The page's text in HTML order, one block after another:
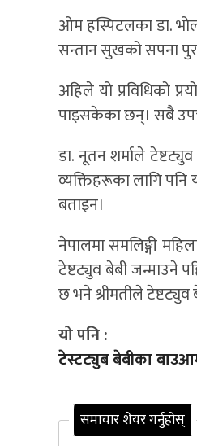
ओम हस्पिटलका डा.
सन्तान सुखको सपना
अहिले यो प्रविधिको
पाइसकेका छन्। सबै
डा. नूतन शर्माले
व्यक्तिहरूका लागि पनि
बताइन।
नेपालमा समलिङ्गी
टेष्टट्युव बेबी जन्माउने
छ भने श्रीमतीले टेष्टट्युव
यो पनि :
टेस्टट्युब बेबीका
समाचार शेयर गर्नुहोस्